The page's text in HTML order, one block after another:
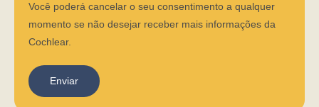
Você poderá cancelar o seu consentimento a qualquer
momento se não desejar receber mais informações da
Cochlear.
Enviar